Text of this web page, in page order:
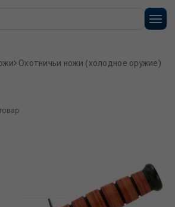
Охотничьи ножи (холодное оружие)